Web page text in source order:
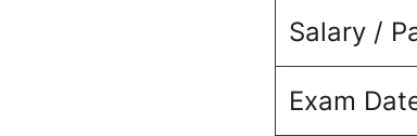
Salary /
Exam